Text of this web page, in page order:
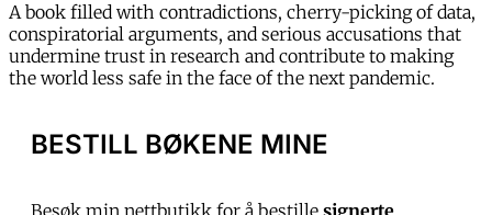
A book filled with contradictions, cherry-picking of data,
conspiratorial arguments, and serious accusations that
undermine trust in research and contribute to making
the world less safe in the face of the next pandemic.
BESTILL BØKENE MINE